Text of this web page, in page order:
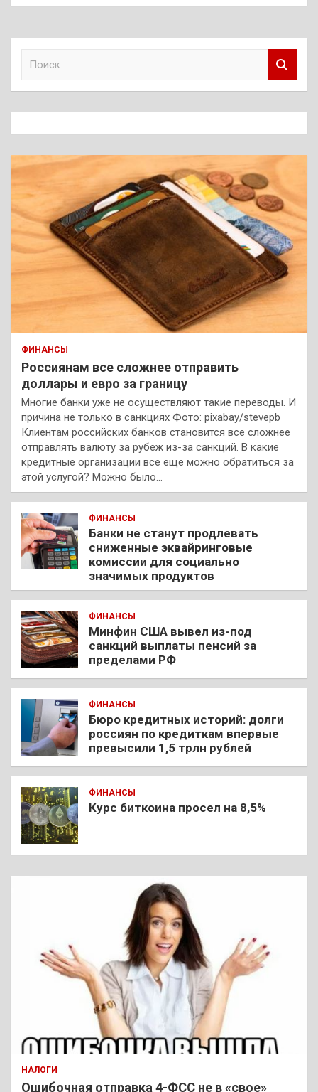
к
ФИНАНСЫ
Россиянам все сложнее отправить
доллары и евро за границу
Многие банки уже не осуществляют такие переводы. И
причина не только в санкциях Фото: pixabay/stevepb
Клиентам российских банков становится все сложнее
отправлять валюту за рубеж из-за санкций. В какие
кредитные организации все еще можно обратиться за
этой услугой? Можно было…
ФИНАНСЫ
Банки не станут продлевать
сниженные эквайринговые
комиссии для социально
значимых продуктов
ФИНАНСЫ
Минфин США вывел из-под
санкций выплаты пенсий за
пределами РФ
ФИНАНСЫ
Бюро кредитных историй: долги
россиян по кредиткам впервые
превысили 1,5 трлн рублей
ФИНАНСЫ
Курс биткоина просел на 8,5%
НАЛОГИ
Ошибочная отправка 4-ФСС не в «свое»